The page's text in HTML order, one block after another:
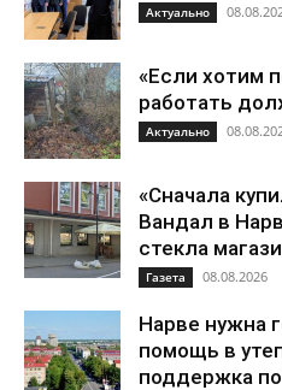
Актуально
«Если хотим
работать
Актуально
«Сначала
Вандал в
стекла
Газета 08.08.2026
Нарве нужна
помощь в
поддержка